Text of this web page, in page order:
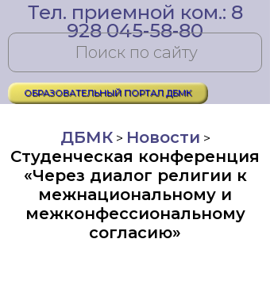
Тел. приемной ком.: 8
928 045-58-80
ОБРАЗОВАТЕЛЬНЫЙ ПОРТАЛ ДБМК
ДБМК> Новости >
Студенческая конференция
«Через диалог религии к
межнациональному и
межконфессиональному
согласию»